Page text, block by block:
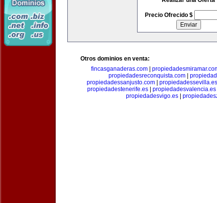
Precio Ofrecido $
Otros dominios en venta:
fincasganaderas.com
propiedadesreconquista.com
propiedadessanjusto.com| propiedadessevilla.es
propiedadestenerife.es| propiedadesvalencia.es
propiedadesvigo.es|